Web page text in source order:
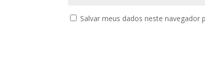
Salvar meus dados neste navegador